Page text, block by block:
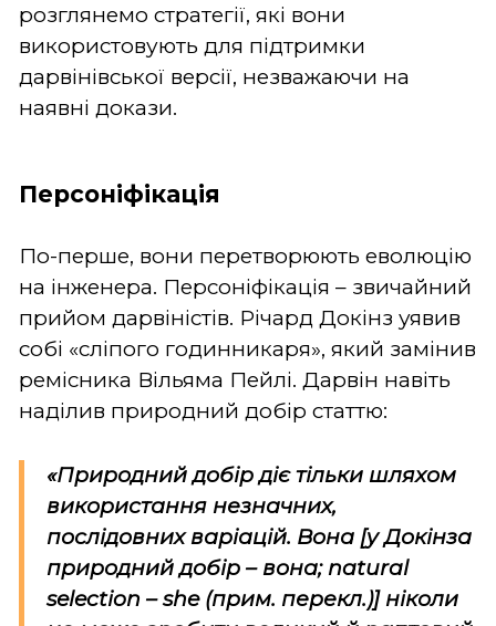
розглянемо стратегії, які вони
використовують для підтримки
дарвінівської версії, незважаючи на
наявні докази.
Персоніфікація
По-перше, вони перетворюють еволюцію
на інженера. Персоніфікація – звичайний
прийом дарвіністів. Річард Докінз уявив
собі «сліпого годинникаря», який замінив
ремісника Вільяма Пейлі. Дарвін навіть
наділив природний добір статтю:
«Природний добір діє тільки шляхом
використання незначних,
послідовних варіацій. Вона [у Докінза
природний добір – вона; natural
selection – she (прим. перекл.)] ніколи